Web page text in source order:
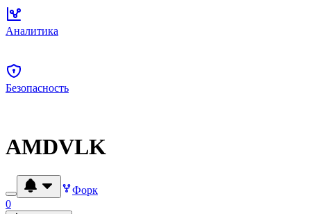
Аналитика
Безопасность
AMDVLK
Форк
0